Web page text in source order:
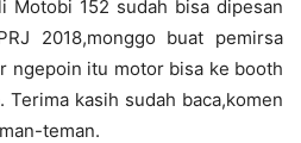
Motobi 152 sudah bisa dipesan
2018,monggo buat pemirsa
ngepoin itu motor bisa ke booth
Terima kasih sudah baca,komen
teman.